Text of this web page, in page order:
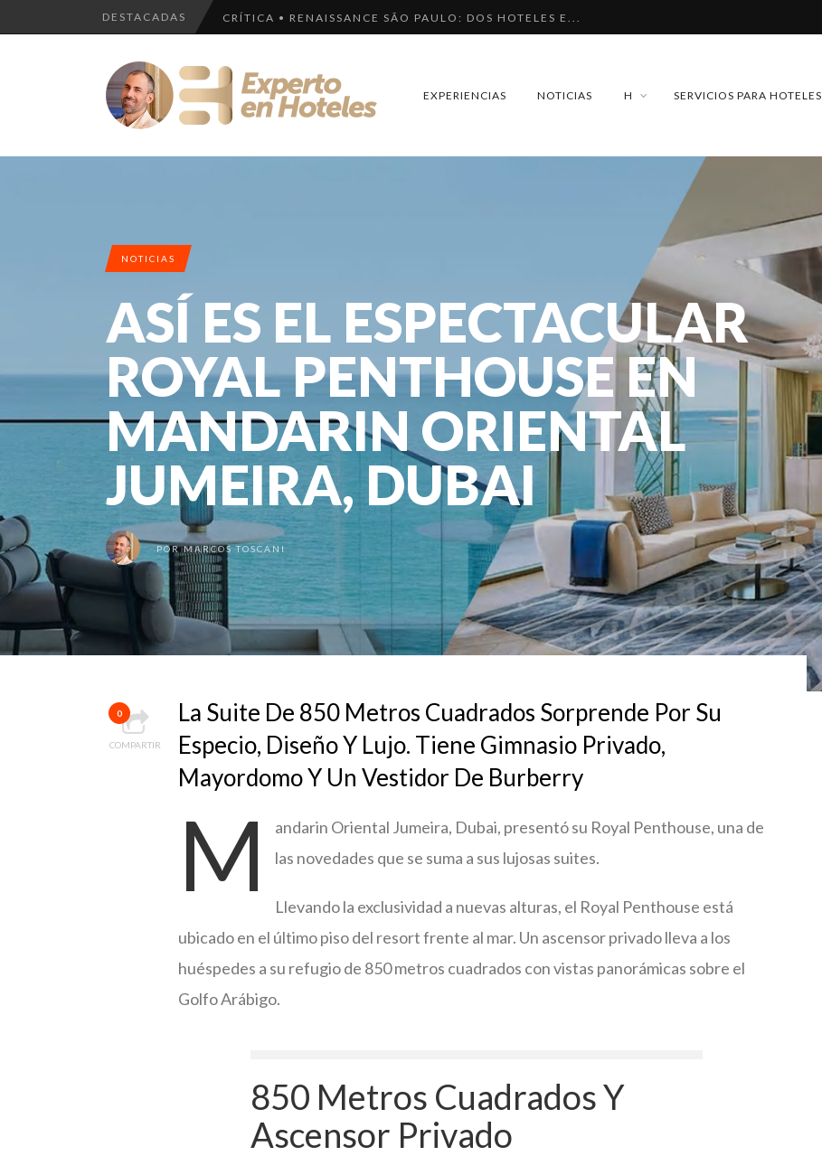
DESTACADAS CRÍTICA • RENAISSANCE SÃO PAULO: DOS HOTELES E...
LLEGA EL HOTEL W PLAYA DEL CARMEN. ¿CUÁNDO SER...
EXPERIENCIA • INKATERRA LA CASONA: HISTORIA, L...
EXPERIENCIAS NOTICIAS H SERVICIOS PARA HOTELES
NOTICIAS
ASÍ ES EL ESPECTACULAR
ROYAL PENTHOUSE EN
MANDARIN ORIENTAL
JUMEIRA, DUBAI
PORMARCOS TOSCANI
0
COMPARTIR
La Suite De 850 Metros Cuadrados Sorprende Por Su
Especio, Diseño Y Lujo. Tiene Gimnasio Privado,
Mayordomo Y Un Vestidor De Burberry
M
andarin Oriental Jumeira, Dubai, presentó su Royal Penthouse, una de
las novedades que se suma a sus lujosas suites.
Llevando la exclusividad a nuevas alturas, el Royal Penthouse está
ubicado en el último piso del resort frente al mar. Un ascensor privado lleva a los
huéspedes a su refugio de 850 metros cuadrados con vistas panorámicas sobre el
Golfo Arábigo.
850 Metros Cuadrados Y
Ascensor Privado